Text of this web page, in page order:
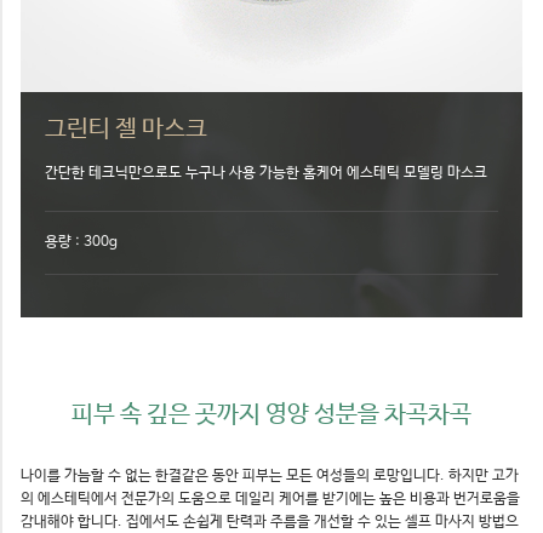
그린티 젤 마스크
간단한 테크닉만으로도 누구나 사용 가능한 홈케어 에스테틱 모델링 마스크
용량 : 300g
피부 속 깊은 곳까지 영양 성분을 차곡차곡
나이를 가늠할 수 없는 한결같은 동안 피부는 모든 여성들의 로망입니다. 하지만 고가
의 에스테틱에서 전문가의 도움으로 데일리 케어를 받기에는 높은 비용과 번거로움을
감내해야 합니다. 집에서도 손쉽게 탄력과 주름을 개선할 수 있는 셀프 마사지 방법으